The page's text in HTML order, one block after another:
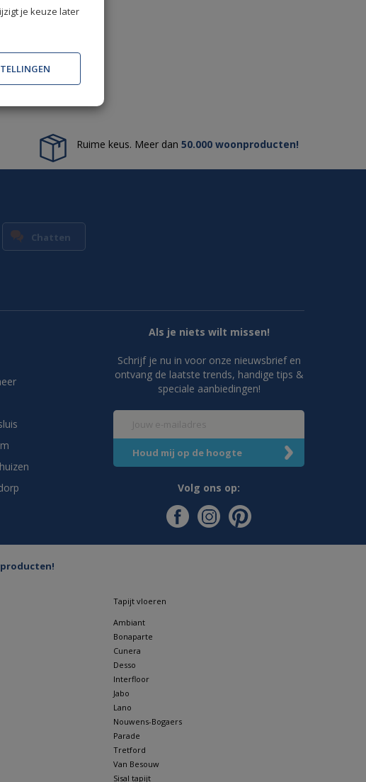
Ruime keus. Meer dan 50.000 woonproducten!
Chatten
Als je niets wilt missen!
Schrijf je nu in voor onze nieuwsbrief en
ontvang de laatste trends, handige tips &
speciale aanbiedingen!
Volg ons op:
Tapijt vloeren
Ambiant
Bonaparte
Cunera
Desso
Interfloor
Jabo
Lano
Nouwens-Bogaers
Parade
Tretford
Van Besouw
Sisal tapijt
je keuze later